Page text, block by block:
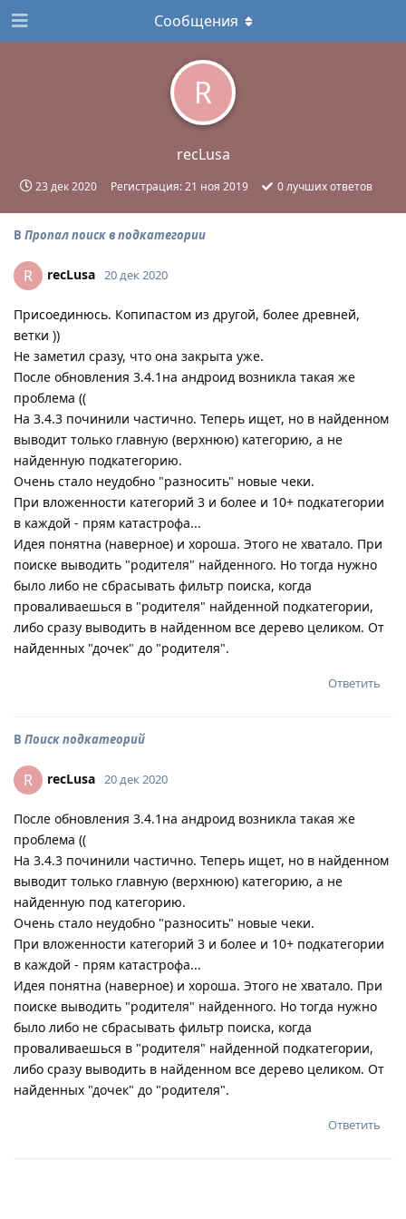
R
recLusa
23 дек 2020 Регистрация:21 ноя 2019 0лучших ответов
Сообщения
В Пропал поиск в подкатегории
R recLusa 20 дек 2020
Присоединюсь. Копипастом из другой, более древней,
ветки ))
Не заметил сразу, что она закрыта уже.
После обновления 3.4.1на андроид возникла такая же
проблема ((
На 3.4.3 починили частично. Теперь ищет, но в найденном
выводит только главную (верхнюю) категорию, а не
найденную подкатегорию.
Очень стало неудобно "разносить" новые чеки.
При вложенности категорий 3 и более и 10+ подкатегории
в каждой - прям катастрофа...
Идея понятна (наверное) и хороша. Этого не хватало. При
поиске выводить "родителя" найденного. Но тогда нужно
было либо не сбрасывать фильтр поиска, когда
проваливаешься в "родителя" найденной подкатегории,
либо сразу выводить в найденном все дерево целиком. От
найденных "дочек" до "родителя".
Ответить
В Поиск подкатеорий
R recLusa 20 дек 2020
После обновления 3.4.1на андроид возникла такая же
проблема ((
На 3.4.3 починили частично. Теперь ищет, но в найденном
выводит только главную (верхнюю) категорию, а не
найденную под категорию.
Очень стало неудобно "разносить" новые чеки.
При вложенности категорий 3 и более и 10+ подкатегории
в каждой - прям катастрофа...
Идея понятна (наверное) и хороша. Этого не хватало. При
поиске выводить "родителя" найденного. Но тогда нужно
было либо не сбрасывать фильтр поиска, когда
проваливаешься в "родителя" найденной подкатегории,
либо сразу выводить в найденном все дерево целиком. От
найденных "дочек" до "родителя".
Ответить